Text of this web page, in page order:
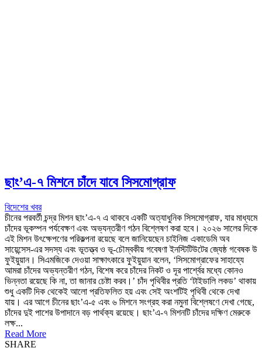
ছাং’এ-৭ মিশনে চাঁদে যাবে সিসমোগ্রাফ
বিদেশের খবর
চীনের পরবর্তী চন্দ্র মিশন ছাং’এ-৭ এ থাকবে একটি অত্যাধুনিক সিসমোগ্রাফ, যার মাধ্যমে
চাঁদের ভূকম্পন পর্যবেক্ষণ এবং অভ্যন্তরীণ গঠন বিশ্লেষণ করা হবে। ২০২৬ সালের দিকে
এই মিশন উৎক্ষেপণের পরিকল্পনা রয়েছে বলে জানিয়েছেন চাইনিজ একাডেমি অব
সায়েন্সেস-এর সদস্য এবং ভূতত্ত্ব ও ভূ-চৌম্বকীয় গবেষণা ইনস্টিটিউটের জ্যেষ্ঠ গবেষক উ
ফুইয়ুয়ান। সিএমজিকে দেওয়া সাক্ষাৎকারে ফুইয়ুয়ান বলেন, ‘সিসমোগ্রাফের সাহায্যে
আমরা চাঁদের অভ্যন্তরীণ গঠন, বিশেষ করে চাঁদের নিকট ও দূর পার্শ্বের মধ্যে কোনও
ভিন্নতা রয়েছে কি না, তা জানার চেষ্টা করব।’ চাঁদ পৃথিবীর প্রতি ‘টাইডালি লকড’ থাকায়
শুধু একটি দিক থেকেই আলো প্রতিফলিত হয় এবং সেই অংশটিই পৃথিবী থেকে দেখা
যায়। এর আগে চীনের ছাং’এ-৫ এবং ৬ মিশনে সংগ্রহ করা নমুনা বিশ্লেষণে দেখা গেছে,
চাঁদের দুই পাশের উপাদানে বড় পার্থক্য রয়েছে। ছাং’এ-৭ মিশনটি চাঁদের দক্ষিণ মেরুকে
লক্ষ...
Read More
SHARE